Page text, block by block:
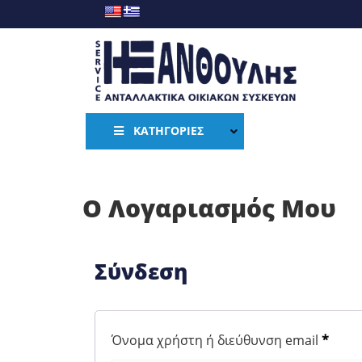
ΚΑΤΗΓΟΡΊΕΣ
Ο Λογαριασμός Μου
Σύνδεση
Όνομα χρήστη ή διεύθυνση email *